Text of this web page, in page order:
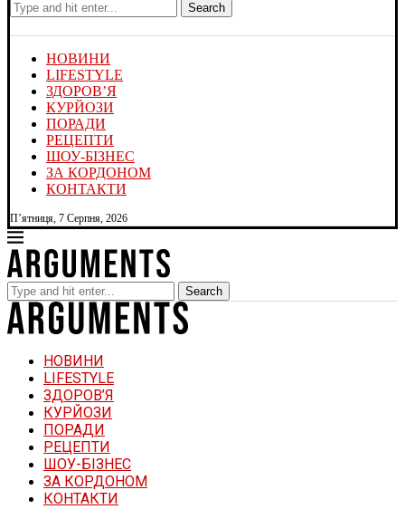
Search
НОВИНИ
LIFESTYLE
ЗДОРОВ’Я
КУРЙОЗИ
ПОРАДИ
РЕЦЕПТИ
ШОУ-БІЗНЕС
ЗА КОРДОНОМ
КОНТАКТИ
П’ятниця, 7 Серпня, 2026
Search
НОВИНИ
LIFESTYLE
ЗДОРОВ’Я
КУРЙОЗИ
ПОРАДИ
РЕЦЕПТИ
ШОУ-БІЗНЕС
ЗА КОРДОНОМ
КОНТАКТИ